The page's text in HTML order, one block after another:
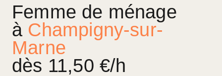
Femme de ménage
à Champigny-sur-
Marne
dès 11,50 €/h